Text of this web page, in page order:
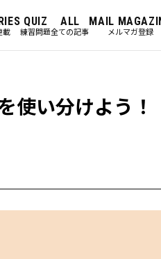
載
QUIZ
練習問題
ALL
全ての記事
MAIL
メルマガ登録
使い分けよう！